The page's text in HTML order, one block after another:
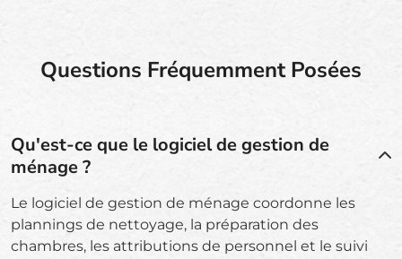
Questions Fréquemment Posées
Qu'est-ce que le logiciel de gestion de
ménage ?
Le logiciel de gestion de ménage coordonne les
plannings de nettoyage, la préparation des
chambres, les attributions de personnel et le suivi